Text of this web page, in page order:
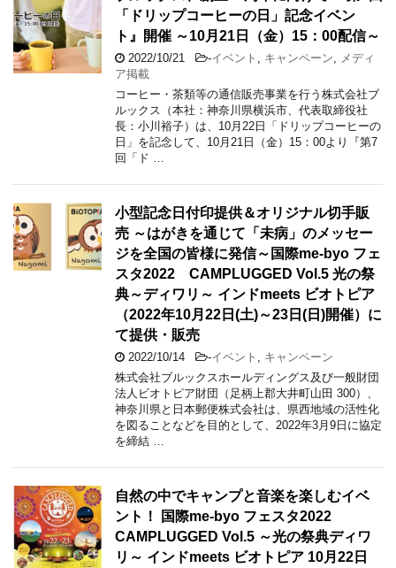
「ドリップコーヒーの日」記念イベン
ト』開催 ～10月21日（金）15：00配信～
2022/10/21 -イベント キャンペーン
メディ
ア掲載
コーヒー・茶類等の通信販売事業を行う株式会社ブ
ルックス（本社：神奈川県横浜市、代表取締役社
長：小川裕子）は、10月22日「ドリップコーヒーの
日」を記念して、10月21日（金）15：00より『第7
回「ド …
小型記念日付印提供＆オリジナル切手販
売 ～はがきを通じて「未病」のメッセー
ジを全国の皆様に発信～国際me-byo フェ
スタ2022 CAMPLUGGED Vol.5 光の祭
典～ディワリ～ インドmeets ビオトピア
（2022年10月22日(土)～23日(日)開催）に
て提供・販売
2022/10/14 -イベント
キャンペーン
株式会社ブルックスホールディングス及び一般財団
法人ビオトピア財団（足柄上郡大井町山田 300）、
神奈川県と日本郵便株式会社は、県西地域の活性化
を図ることなどを目的として、2022年3月9日に協定
を締結 …
自然の中でキャンプと音楽を楽しむイベ
ント！ 国際me-byo フェスタ2022
CAMPLUGGED Vol.5 ～光の祭典ディワ
リ～ インドmeets ビオトピア 10月22日